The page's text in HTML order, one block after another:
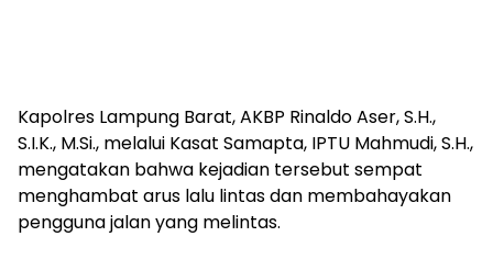
Kapolres Lampung Barat, AKBP Rinaldo Aser, S.H.,
S.I.K., M.Si., melalui Kasat Samapta, IPTU Mahmudi, S.H.,
mengatakan bahwa kejadian tersebut sempat
menghambat arus lalu lintas dan membahayakan
pengguna jalan yang melintas.